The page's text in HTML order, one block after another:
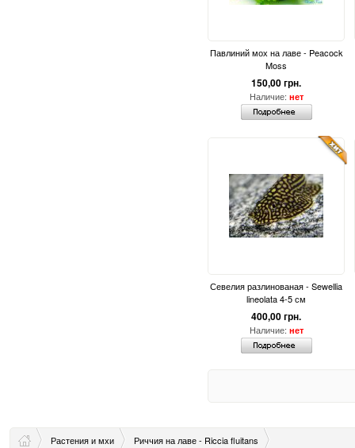
Павлиний мох на лаве - Peacock
Moss
150,00 грн.
Наличие: нет
Севелия разлинованая - Sewellia
lineolata 4-5 см
400,00 грн.
Наличие: нет
Растения и мхи
Риччия на лаве - Riccia fluitans